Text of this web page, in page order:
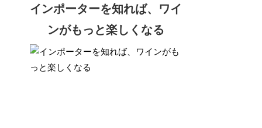
インポーターを知れば、ワイ
ンがもっと楽しくなる